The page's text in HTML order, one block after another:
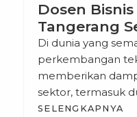
Dosen
Tangerang
Pendidikan
Modern
Di dunia yang
perkembangan
memberikan
sektor, termasuk
satu sektor yang
SELENGKAPNYA